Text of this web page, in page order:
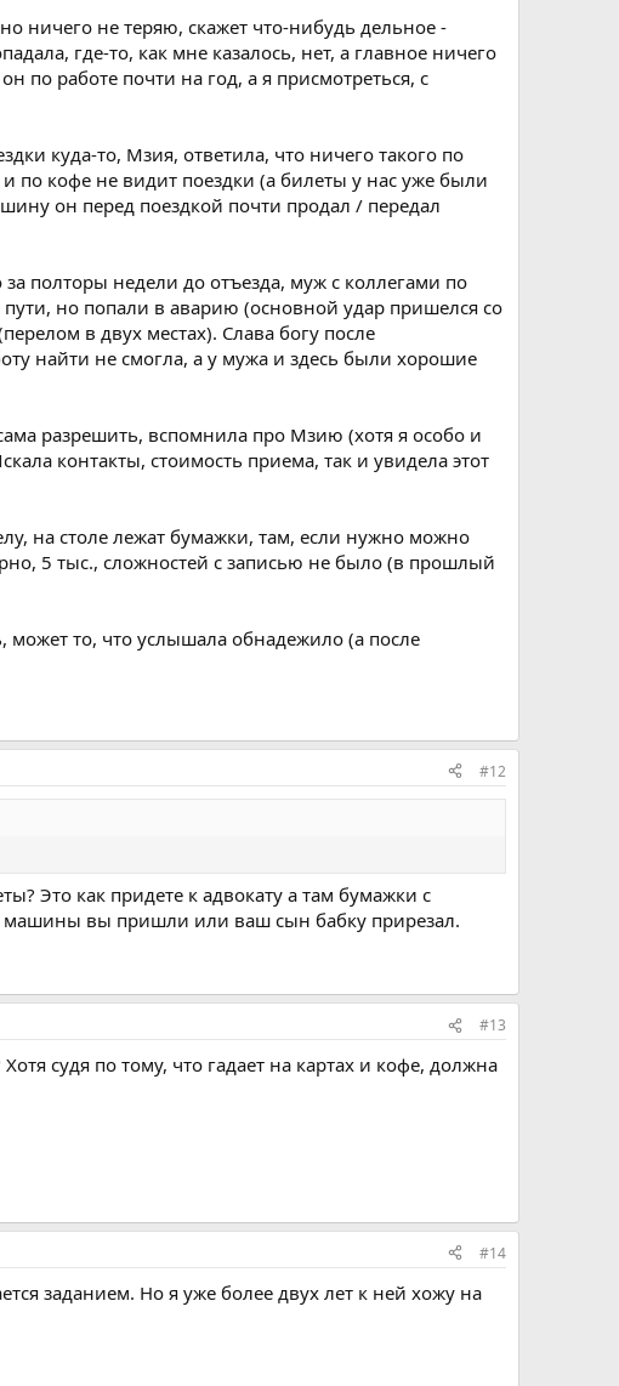
ничего не теряю, скажет что-нибудь дельное -
где-то, как мне казалось, нет, а главное ничего
по работе почти на год, а я присмотреться, с
куда-то, Мзия, ответила, что ничего такого по
по кофе не видит поездки (а билеты у нас уже были
он перед поездкой почти продал / передал
полторы недели до отъезда, муж с коллегами по
но попали в аварию (основной удар пришелся со
в двух местах). Слава богу после
найти не смогла, а у мужа и здесь были хорошие
разрешить, вспомнила про Мзию (хотя я особо и
контакты, стоимость приема, так и увидела этот
на столе лежат бумажки, там, если нужно можно
5 тыс., сложностей с записью не было (в прошлый
может то, что услышала обнадежило (а после
#12
Это как придете к адвокату а там бумажки с
машины вы пришли или ваш сын бабку прирезал.
#13
судя по тому, что гадает на картах и кофе, должна
#14
заданием. Но я уже более двух лет к ней хожу на